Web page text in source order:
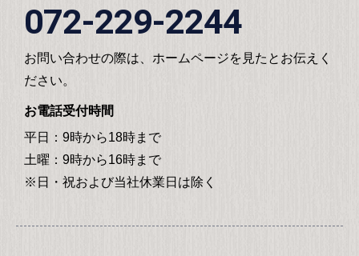
072-229-2244
お問い合わせの際は、ホームページを見たとお伝えく
ださい。
お電話受付時間
平日：9時から18時まで
土曜：9時から16時まで
※日・祝および当社休業日は除く